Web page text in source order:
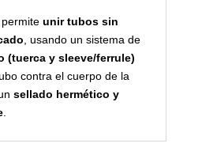
unir tubos sin
, usando un sistema de
(tuerca y sleeve/ferrule)
contra el cuerpo de la
sellado hermético y
.